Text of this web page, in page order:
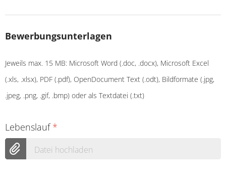
Bewerbungsunterlagen
Jeweils max. 15 MB: Microsoft Word (.doc, .docx), Microsoft Excel
(.xls, .xlsx), PDF (.pdf), OpenDocument Text (.odt), Bildformate (.jpg,
.jpeg, .png, .gif, .bmp) oder als Textdatei (.txt)
Lebenslauf*
Datei hochladen